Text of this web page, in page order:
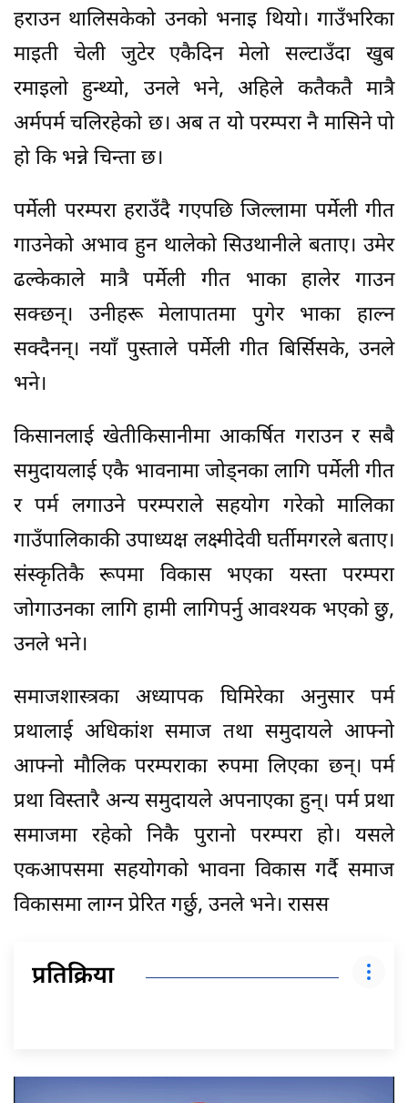
हराउन थालिसकेको उनको भनाइ थियो। गाउँभरिका
माइती चेली जुटेर एकैदिन मेलो सल्टाउँदा खुब
रमाइलो हुन्थ्यो, उनले भने, अहिले कतैकतै मात्रै
अर्मपर्म चलिरहेको छ। अब त यो परम्परा नै मासिने पो
हो कि भन्ने चिन्ता छ।
पर्मेली परम्परा हराउँदै गएपछि जिल्लामा पर्मेली गीत
गाउनेको अभाव हुन थालेको सिउथानीले बताए। उमेर
ढल्केकाले मात्रै पर्मेली गीत भाका हालेर गाउन
सक्छन्। उनीहरू मेलापातमा पुगेर भाका हाल्न
सक्दैनन्। नयाँ पुस्ताले पर्मेली गीत बिर्सिसके, उनले
भने।
किसानलाई खेतीकिसानीमा आकर्षित गराउन र सबै
समुदायलाई एकै भावनामा जोड्नका लागि पर्मेली गीत
र पर्म लगाउने परम्पराले सहयोग गरेको मालिका
गाउँपालिकाकी उपाध्यक्ष लक्ष्मीदेवी घर्तीमगरले बताए।
संस्कृतिकै रूपमा विकास भएका यस्ता परम्परा
जोगाउनका लागि हामी लागिपर्नु आवश्यक भएको छु,
उनले भने।
समाजशास्त्रका अध्यापक घिमिरेका अनुसार पर्म
प्रथालाई अधिकांश समाज तथा समुदायले आफ्नो
आफ्नो मौलिक परम्पराका रुपमा लिएका छन्। पर्म
प्रथा विस्तारै अन्य समुदायले अपनाएका हुन्। पर्म प्रथा
समाजमा रहेको निकै पुरानो परम्परा हो। यसले
एकआपसमा सहयोगको भावना विकास गर्दै समाज
विकासमा लाग्न प्रेरित गर्छु, उनले भने। रासस
प्रतिक्रिया